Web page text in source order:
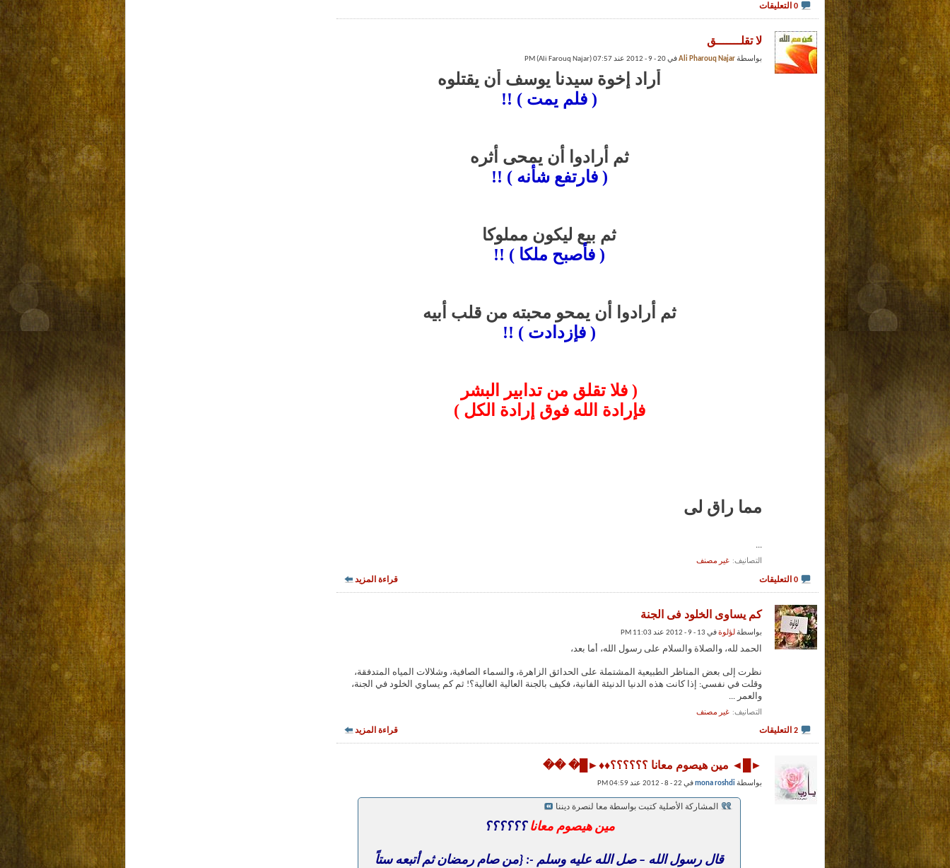
0 التعليقات
لا تقلـــــــق
بواسطةAli Pharouq Najarفي 20 - 9 - 2012 عند 07:57 PM (Ali Farouq Najar)
أراد إخوة سيدنا يوسف أن يقتلوه
( فلم يمت ) !!
ثم أرادوا أن يمحى أثره
( فارتفع شأنه ) !!
ثم بيع ليكون مملوكا
( فأصبح ملكا ) !!
ثم أرادوا أن يمحو محبته من قلب أبيه
( فإزدادت ) !!
( فلا تقلق من تدابير البشر
فإرادة الله فوق إرادة الكل )
مما راق لى
...
التصانيف غير مصنف
0 التعليقات قراءة المزيد
كم يساوى الخلود فى الجنة
بواسطةلؤلوةفي 13 - 9 - 2012 عند 11:03 PM
الحمد لله، والصلاة والسلام على رسول الله، أما بعد،
نظرت إلى بعض المناظر الطبيعية المشتملة على الحدائق الزاهرة، والسماء الصافية، وشلالات المياه المتدفقة،
وقلت في نفسي: إذا كانت هذه الدنيا الدنيئة الفانية، فكيف بالجنة العالية الغالية؟! ثم كم يساوي الخلود في الجنة،
والعمر
التصانيف غير مصنف
2 التعليقات قراءة المزيد
►█◄ مين هيصوم معانا ؟؟؟؟؟؟♦♦►█� ��
بواسطة mona roshdiفي 22 - 8 - 2012 عند 04:59 PM
المشاركة الأصلية كتبت بواسطة معا لنصرة ديننا
مين هيصوم معانا ؟؟؟؟؟؟
قال رسول الله – صل الله عليه وسلم -: {من صام رمضان ثم أتبعه ستاً